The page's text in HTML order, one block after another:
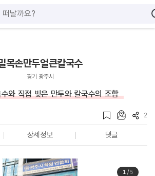
목손만두얼큰칼국수
경기 광주시
와 직접 빚은 만두와 칼국수의 조합
2
상세정보 댓글
1/ 5